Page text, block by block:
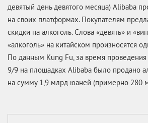
девятый день девятого месяца) Alibaba
на своих платформах. Покупателям
скидки на алкоголь. Слова «девять» и
«алкоголь» на китайском произносятся
По данным Kung Fu, за время проведения
9/9 на площадках Alibaba было продано
на сумму 1,9 млрд юаней (примерно 280